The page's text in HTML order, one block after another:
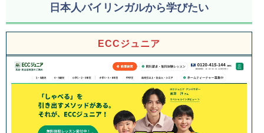
日本人バイリンガルから学びたい
ECCジュニア